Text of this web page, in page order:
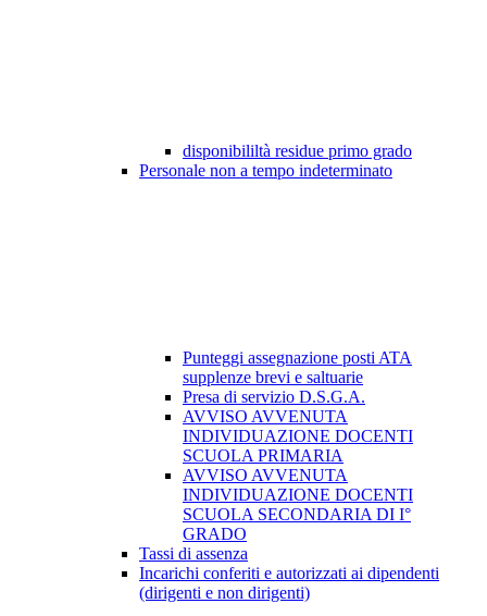
disponibililtà residue primo grado
Personale non a tempo indeterminato
Punteggi assegnazione posti ATA
supplenze brevi e saltuarie
Presa di servizio D.S.G.A.
AVVISO AVVENUTA
INDIVIDUAZIONE DOCENTI
SCUOLA PRIMARIA
AVVISO AVVENUTA
INDIVIDUAZIONE DOCENTI
SCUOLA SECONDARIA DI I°
GRADO
Tassi di assenza
Incarichi conferiti e autorizzati ai dipendenti
(dirigenti e non dirigenti)